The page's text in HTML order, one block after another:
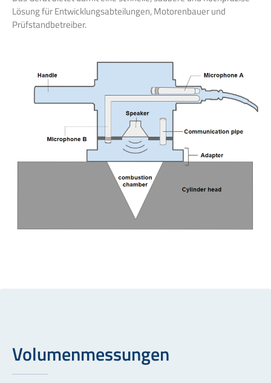
Lösung für Entwicklungsabteilungen, Motorenbauer und
Prüfstandbetreiber.
Volumenmessungen